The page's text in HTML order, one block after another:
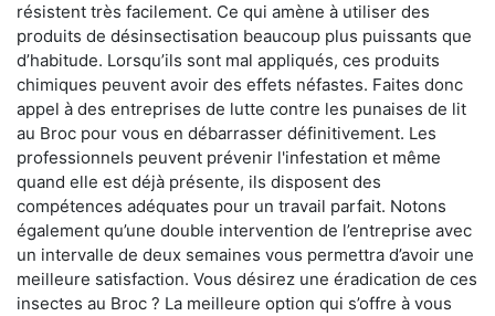
résistent très facilement. Ce qui amène à utiliser des
produits de désinsectisation beaucoup plus puissants que
d’habitude. Lorsqu’ils sont mal appliqués, ces produits
chimiques peuvent avoir des effets néfastes. Faites donc
appel à des entreprises de lutte contre les punaises de lit
au Broc pour vous en débarrasser définitivement. Les
professionnels peuvent prévenir l'infestation et même
quand elle est déjà présente, ils disposent des
compétences adéquates pour un travail parfait. Notons
également qu’une double intervention de l’entreprise avec
un intervalle de deux semaines vous permettra d’avoir une
meilleure satisfaction. Vous désirez une éradication de ces
insectes au Broc ? La meilleure option qui s’offre à vous